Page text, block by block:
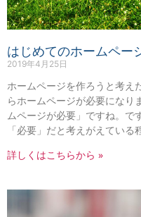
はじめてのホームペー
2019年4月25日
ホームページを作ろうと考え
らホームページが必要になり
ムページが必要」ですね。で
「必要」だと考えがえている
詳しくはこちらから »